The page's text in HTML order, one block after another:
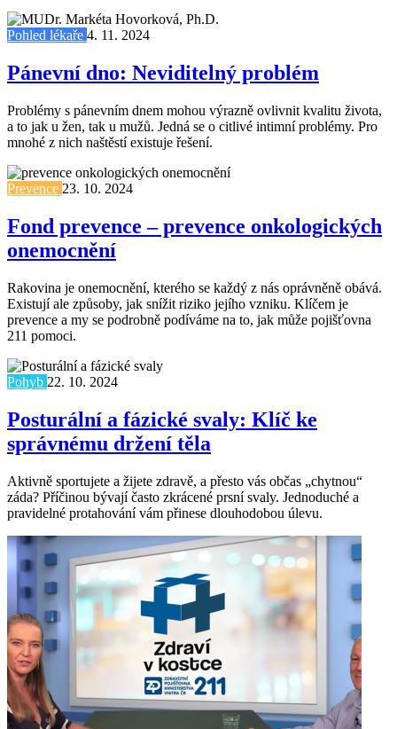
Pohled lékaře 4. 11. 2024
Pánevní dno: Neviditelný problém
Problémy s pánevním dnem mohou výrazně ovlivnit kvalitu života,
a to jak u žen, tak u mužů. Jedná se o citlivé intimní problémy. Pro
mnohé z nich naštěstí existuje řešení.
Prevence 23. 10. 2024
Fond prevence – prevence onkologických
onemocnění
Rakovina je onemocnění, kterého se každý z nás oprávněně obává.
Existují ale způsoby, jak snížit riziko jejího vzniku. Klíčem je
prevence a my se podrobně podíváme na to, jak může pojišťovna
211 pomoci.
Pohyb 22. 10. 2024
Posturální a fázické svaly: Klíč ke
správnému držení těla
Aktivně sportujete a žijete zdravě, a přesto vás občas „chytnou“
záda? Příčinou bývají často zkrácené prsní svaly. Jednoduché a
pravidelné protahování vám přinese dlouhodobou úlevu.